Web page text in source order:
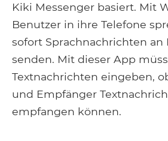
Kiki Messenger basiert. Mit
Benutzer in ihre Telefone
sofort Sprachnachrichten an
senden. Mit dieser App
Textnachrichten eingeben,
und Empfänger
empfangen können.